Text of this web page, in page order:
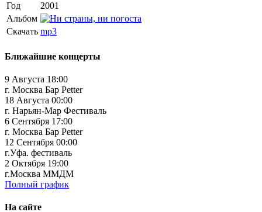
Год
2001
Альбом
Скачать mp3
Ближайшие концерты
9 Августа 18:00
г. Москва Бар Petter
18 Августа 00:00
г. Нарьян-Мар Фестиваль
6 Сентября 17:00
г. Москва Бар Petter
12 Сентября 00:00
г.Уфа. фестиваль
2 Октября 19:00
г.Москва ММДМ
Полный график
На сайте